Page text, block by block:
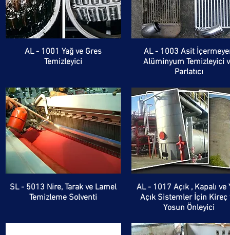
AL - 1001 Yağ ve Gres
Temizleyici
AL - 1003 Asit
Alüminyum Temizleyici
Parlatıcı
SL - 5013 Nire, Tarak ve Lamel
Temizleme Solventi
AL - 1017 Açık , Kapalı ve
Açık Sistemler İçin Kireç
Yosun Önleyici